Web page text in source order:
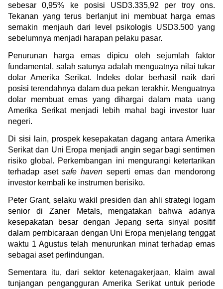
sebesar 0,95% ke posisi USD3.335,92 per troy ons.
Tekanan yang terus berlanjut ini membuat harga emas
semakin menjauh dari level psikologis USD3.500 yang
sebelumnya menjadi harapan pelaku pasar.
Penurunan harga emas dipicu oleh sejumlah faktor
fundamental, salah satunya adalah menguatnya nilai tukar
dolar Amerika Serikat. Indeks dolar berhasil naik dari
posisi terendahnya dalam dua pekan terakhir. Menguatnya
dolar membuat emas yang dihargai dalam mata uang
Amerika Serikat menjadi lebih mahal bagi investor luar
negeri.
Di sisi lain, prospek kesepakatan dagang antara Amerika
Serikat dan Uni Eropa menjadi angin segar bagi sentimen
risiko global. Perkembangan ini mengurangi ketertarikan
terhadap aset safe haven seperti emas dan mendorong
investor kembali ke instrumen berisiko.
Peter Grant, selaku wakil presiden dan ahli strategi logam
senior di Zaner Metals, mengatakan bahwa adanya
kesepakatan besar dengan Jepang serta sinyal positif
dalam pembicaraan dengan Uni Eropa menjelang tenggat
waktu 1 Agustus telah menurunkan minat terhadap emas
sebagai aset perlindungan.
Sementara itu, dari sektor ketenagakerjaan, klaim awal
tunjangan pengangguran Amerika Serikat untuk periode